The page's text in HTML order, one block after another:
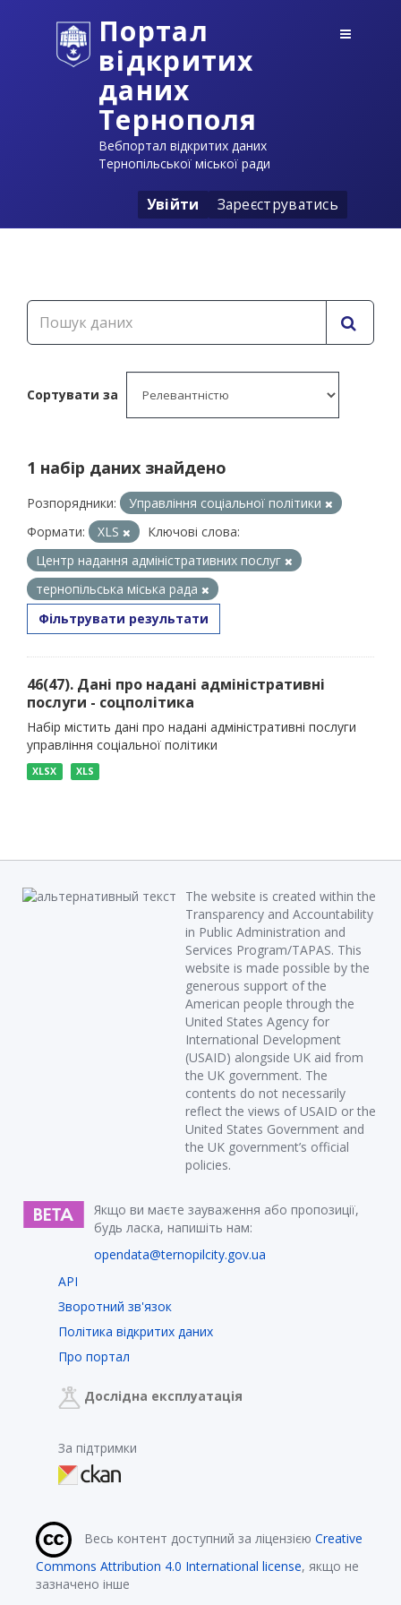
Портал
відкритих
даних
Тернополя
Вебпортал відкритих даних
Тернопільської міської ради
Увійти Зареєструватись
Сортувати за
1 набір даних знайдено
Розпорядники:
Управління соціальної політики
Формати:
XLS
Ключові слова:
Центр надання адміністративних послуг
тернопільська міська рада
Фільтрувати результати
46(47). Дані про надані адміністративні
послуги - соцполітика
Набір містить дані про надані адміністративні послуги
управління соціальної політики
XLSX XLS
The website is created within the
Transparency and Accountability
in Public Administration and
Services Program/TAPAS. This
website is made possible by the
generous support of the
American people through the
United States Agency for
International Development
(USAID) alongside UK aid from
the UK government. The
contents do not necessarily
reflect the views of USAID or the
United States Government and
the UK government’s official
policies.
Якщо ви маєте зауваження або пропозиції,
будь ласка, напишіть нам:
opendata@ternopilcity.gov.ua
API
Зворотний зв'язок
Політика відкритих даних
Про портал
Дослідна експлуатація
За підтримки
Весь контент доступний за ліцензією Creative
Commons Attribution 4.0 International license, якщо не
зазначено інше